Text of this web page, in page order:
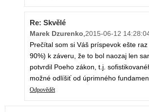
Re: Skvělé
Marek Dzurenko,2015-06-12
Prečítal som si Váš príspevok ešte
90%) k záveru, že to bol naozaj len
potvrdil Poeho zákon, t.j.
možné odlíšiť od úprimného
Odpovědět